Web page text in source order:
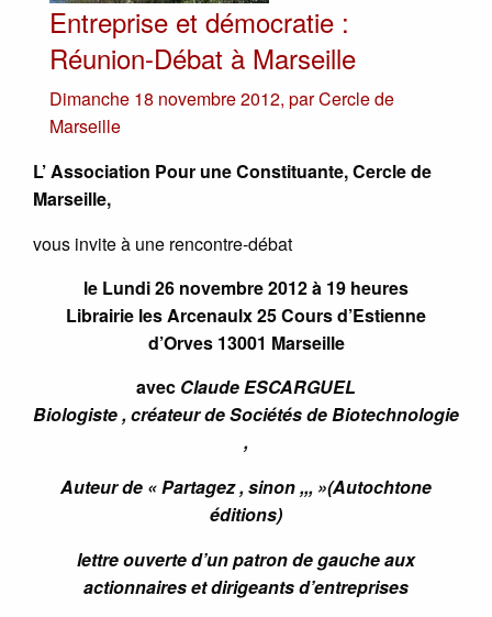
Entreprise et démocratie :
Réunion-Débat à Marseille
Dimanche 18 novembre 2012, parCercle de
Marseille
L’ Association Pour une Constituante, Cercle de
Marseille,
vous invite à une rencontre-débat
le Lundi 26 novembre 2012 à 19 heures
Librairie les Arcenaulx 25 Cours d’Estienne
d’Orves 13001 Marseille
avec Claude ESCARGUEL
Biologiste , créateur de Sociétés de Biotechnologie
,
Auteur de « Partagez , sinon ,,, »(Autochtone
éditions)
lettre ouverte d’un patron de gauche aux
actionnaires et dirigeants d’entreprises